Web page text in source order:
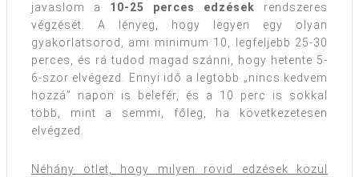
javaslom a 10-25 perces edzések rendszeres
végzését. A lényeg, hogy legyen egy olyan
gyakorlatsorod, ami minimum 10, legfeljebb 25-30
perces, és rá tudod magad szánni, hogy hetente 5-
6-szor elvégezd. Ennyi idő a legtöbb „nincs kedvem
hozzá” napon is belefér, és a 10 perc is sokkal
több, mint a semmi, főleg, ha következetesen
elvégzed.
Néhány ötlet, hogy milyen rövid edzések közül